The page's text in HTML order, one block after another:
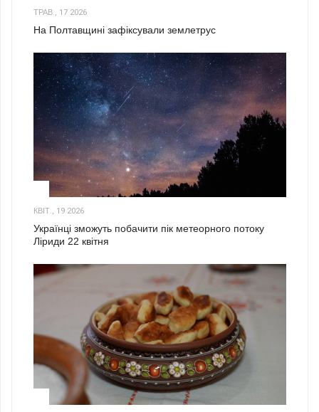
ТРАВ., 17 2026
На Полтавщині зафіксували землетрус
КВІТ., 19 2026
Українці зможуть побачити пік метеорного потоку
Ліриди 22 квітня